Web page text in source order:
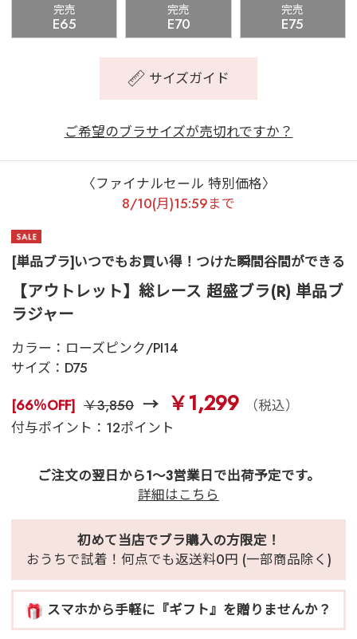
完売
E65
完売
E70
完売
E75
サイズガイド
ご希望のブラサイズが売切れですか？
〈ファイナルセール 特別価格〉
8/10(月)15:59まで
[単品ブラ]いつでもお買い得！つけた瞬間谷間ができる
【アウトレット】総レース 超盛ブラ(R) 単品ブ
ラジャー
カラー： ローズピンク/PI14
サイズ： D75
[66％OFF] ￥3,850 ￥1,299
（税込）
付与ポイント：12ポイント
ご注文の翌日から1～3営業日で出荷予定です。
詳細はこちら
初めて当店でブラ購入の方限定！
おうちで試着！何点でも返送料0円 (一部商品除く)
スマホから手軽に『ギフト』を贈りませんか？